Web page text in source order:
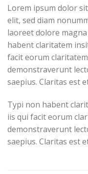
Lorem ipsum dolor
elit, sed diam
laoreet dolore
habent claritatem
facit eorum
demonstraverunt
saepius. Claritas est
Typi non habent
iis qui facit eorum
demonstraverunt
saepius. Claritas est